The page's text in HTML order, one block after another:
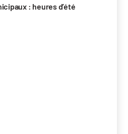
: heures d’été